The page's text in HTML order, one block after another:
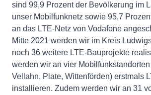
sind 99,9 Prozent der Bevölkerung im
unser Mobilfunknetz sowie 95,7
an das LTE-Netz von Vodafone
Mitte 2021 werden wir im Kreis
noch 36 weitere LTE-Bauprojekte
werden wir an vier
Vellahn, Plate, Wittenförden) erstmals
installieren. Zudem werden wir an 31